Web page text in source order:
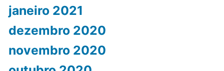
janeiro 2021
dezembro 2020
novembro 2020